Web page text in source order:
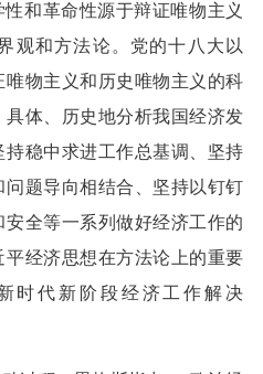
和革命性源于辩证唯物主义
观和方法论。党的十八大以
物主义和历史唯物主义的科
体、历史地分析我国经济发
稳中求进工作总基调、坚持
题导向相结合、坚持以钉钉
全等一系列做好经济工作的
经济思想在方法论上的重要
时代新阶段经济工作解决